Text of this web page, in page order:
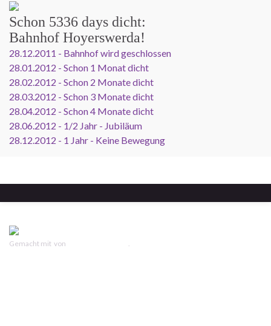
Schon 5336 days dicht:
Bahnhof Hoyerswerda!
28.12.2011 - Bahnhof wird geschlossen
28.01.2012 - Schon 1 Monat dicht
28.02.2012 - Schon 2 Monate dicht
28.03.2012 - Schon 3 Monate dicht
28.04.2012 - Schon 4 Monate dicht
28.06.2012 - 1/2 Jahr - Jubiläum
28.12.2012 - 1 Jahr - Keine Bewegung
Gemacht mit von .